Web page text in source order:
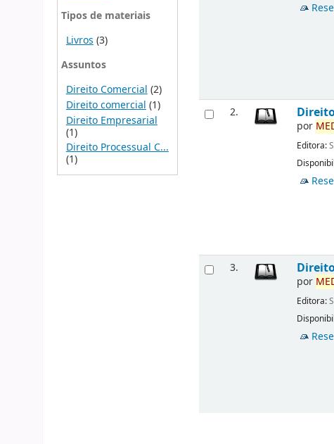
Tipos de materiais
Livros (3)
Assuntos
Direito Comercial (2)
Direito comercial (1)
Direito Empresarial
(1)
Direito Processual C...
(1)
2.
por ME
Editora:
3.
por ME
Editora: